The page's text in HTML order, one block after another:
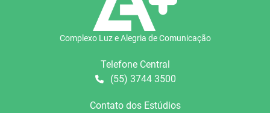
Complexo Luz e Alegria de Comunicação
Telefone Central
(55) 3744 3500
Contato dos Estúdios